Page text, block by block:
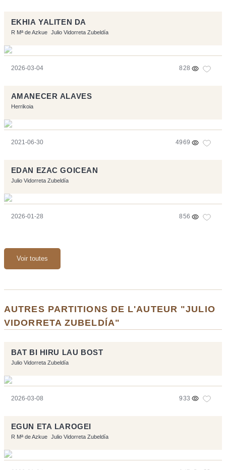
EKHIA YALITEN DA
R Mª de Azkue Julio Vidorreta Zubeldía
2026-03-04 828
AMANECER ALAVES
Herrikoia
2021-06-30 4969
EDAN EZAC GOICEAN
Julio Vidorreta Zubeldía
2026-01-28 856
Voir toutes
AUTRES PARTITIONS DE L'AUTEUR "JULIO
VIDORRETA ZUBELDÍA"
BAT BI HIRU LAU BOST
Julio Vidorreta Zubeldía
2026-03-08 933
EGUN ETA LAROGEI
R Mª de Azkue Julio Vidorreta Zubeldía